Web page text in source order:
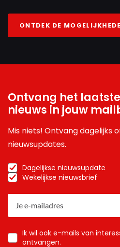
ONTDEK DE
Ontvang het
nieuws in jouw
Mis niets! Ontvang dagelijks
nieuwsupdates.
Dagelijkse nieuwsupdate
Wekelijkse nieuwsbrief
Ik wil ook e-mails van
ontvangen.